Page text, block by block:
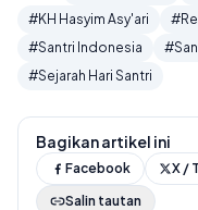
#KH Hasyim Asy'ari
#Santri Indonesia
#Sejarah Hari Santri
Bagikan artikel ini
Facebook X /
Salin tautan